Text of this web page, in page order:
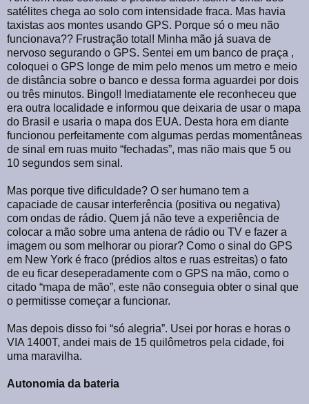
satélites chega ao solo com intensidade fraca. Mas havia
taxistas aos montes usando GPS. Porque só o meu não
funcionava?? Frustração total! Minha mão já suava de
nervoso segurando o GPS. Sentei em um banco de praça ,
coloquei o GPS longe de mim pelo menos um metro e meio
de distância sobre o banco e dessa forma aguardei por dois
ou três minutos. Bingo!! Imediatamente ele reconheceu que
era outra localidade e informou que deixaria de usar o mapa
do Brasil e usaria o mapa dos EUA. Desta hora em diante
funcionou perfeitamente com algumas perdas momentâneas
de sinal em ruas muito “fechadas”, mas não mais que 5 ou
10 segundos sem sinal.
Mas porque tive dificuldade? O ser humano tem a
capaciade de causar interferência (positiva ou negativa)
com ondas de rádio. Quem já não teve a experiência de
colocar a mão sobre uma antena de rádio ou TV e fazer a
imagem ou som melhorar ou piorar? Como o sinal do GPS
em New York é fraco (prédios altos e ruas estreitas) o fato
de eu ficar deseperadamente com o GPS na mão, como o
citado “mapa de mão”, este não conseguia obter o sinal que
o permitisse começar a funcionar.
Mas depois disso foi “só alegria”. Usei por horas e horas o
VIA 1400T, andei mais de 15 quilômetros pela cidade, foi
uma maravilha.
Autonomia da bateria